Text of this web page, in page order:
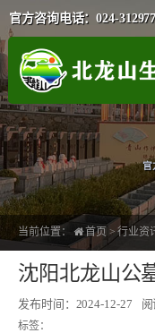
官方咨询电话：024-
官
当前位置： 首页 >行业资
沈阳北龙山公
发布时间：2024-12-27
标签：